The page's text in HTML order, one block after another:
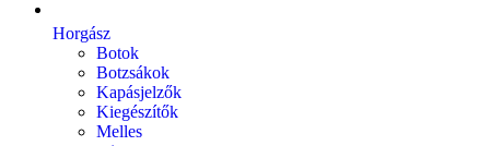
Horgász
Botok
Botzsákok
Kapásjelzők
Kiegészítők
Melles